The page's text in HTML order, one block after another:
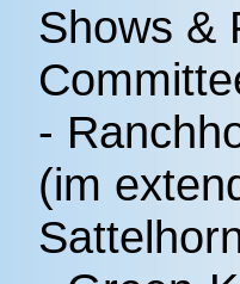
Shows &
-
(im